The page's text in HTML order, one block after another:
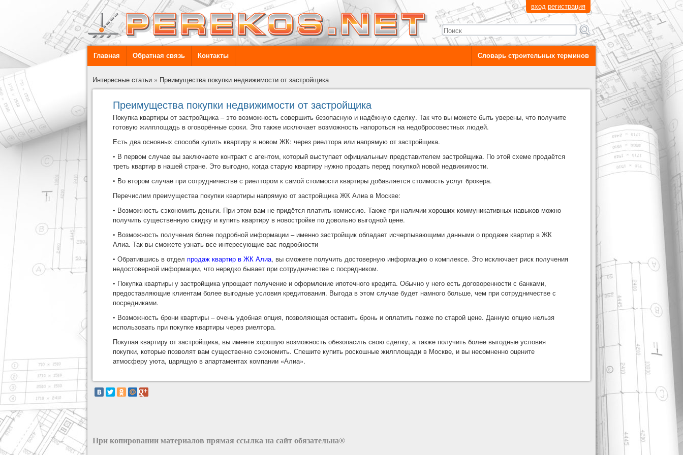
вход регистрация
Главная Обратная связь Контакты Словарь строительных терминов
Интересные статьи » Преимущества покупки недвижимости от застройщика
Преимущества покупки недвижимости от застройщика
Покупка квартиры от застройщика – это возможность совершить безопасную и надёжную сделку. Так что вы можете быть уверены, что получите
готовую жилплощадь в оговорённые сроки. Это также исключает возможность напороться на недобросовестных людей.
Есть два основных способа купить квартиру в новом ЖК: через риелтора или напрямую от застройщика.
• В первом случае вы заключаете контракт с агентом, который выступает официальным представителем застройщика. По этой схеме продаётся
треть квартир в нашей стране. Это выгодно, когда старую квартиру нужно продать перед покупкой новой недвижимости.
• Во втором случае при сотрудничестве с риелтором к самой стоимости квартиры добавляется стоимость услуг брокера.
Перечислим преимущества покупки квартиры напрямую от застройщика ЖК Алиа в Москве:
• Возможность сэкономить деньги. При этом вам не придётся платить комиссию. Также при наличии хороших коммуникативных навыков можно
получить существенную скидку и купить квартиру в новостройке по довольно выгодной цене.
• Возможность получения более подробной информации – именно застройщик обладает исчерпывающими данными о продаже квартир в ЖК
Алиа. Так вы сможете узнать все интересующие вас подробности
• Обратившись в отдел продаж квартир в ЖК Алиа, вы сможете получить достоверную информацию о комплексе. Это исключает риск получения
недостоверной информации, что нередко бывает при сотрудничестве с посредником.
• Покупка квартиры у застройщика упрощает получение и оформление ипотечного кредита. Обычно у него есть договоренности с банками,
предоставляющие клиентам более выгодные условия кредитования. Выгода в этом случае будет намного больше, чем при сотрудничестве с
посредниками.
• Возможность брони квартиры – очень удобная опция, позволяющая оставить бронь и оплатить позже по старой цене. Данную опцию нельзя
использовать при покупке квартиры через риелтора.
Покупая квартиру от застройщика, вы имеете хорошую возможность обезопасить свою сделку, а также получить более выгодные условия
покупки, которые позволят вам существенно сэкономить. Спешите купить роскошные жилплощади в Москве, и вы несомненно оцените
атмосферу уюта, царящую в апартаментах компании «Алиа».
При копировании материалов прямая ссылка на сайт обязательна®